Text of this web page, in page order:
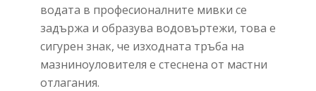
водата в професионалните мивки се
задържа и образува водовъртежи, това е
сигурен знак, че изходната тръба на
мазниноуловителя е стеснена от мастни
отлагания.